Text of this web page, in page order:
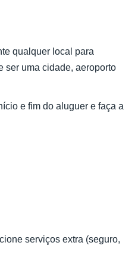
qualquer local para
ser uma cidade, aeroporto
e fim do aluguer e faça a
serviços extra (seguro,